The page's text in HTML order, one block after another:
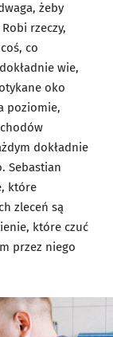
żeby
rzeczy,
co
wie,
oko
poziomie,
dokładnie
Sebastian
które
zleceń są
które czuć
przez niego